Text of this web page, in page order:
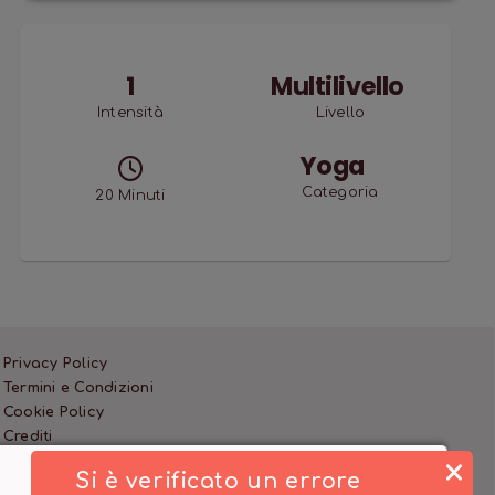
1
Intensità
Multilivello
Livello
20 Minuti
Yoga
Categoria
Privacy Policy
Termini e Condizioni
Cookie Policy
Crediti